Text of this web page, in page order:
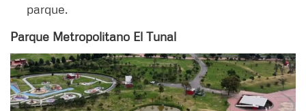
parque.
Parque Metropolitano El Tunal